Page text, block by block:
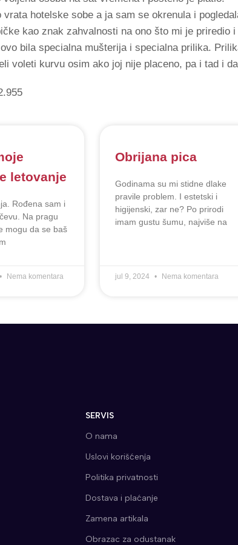
vrata hotelske sobe a ja sam se okrenula i
kao znak zahvalnosti na ono što mi je priredio
bila specialna mušterija i specialna prilika.
voleti kurvu osim ako joj nije placeno, pa i tad i
letovanje
Rođena sam i
Na pragu
mogu da se baš
Nema komentara
Obrijana pica
Godinama su mi stidne dlake
pravile problem. I estetski i
higijenski, zar ne? Po prirodi
imam gustu šumu, najviše na
jul 9, 2024 Nema komentara
SERVIS
O nama
Uslovi korišćenja
Politika privatnosti
Dostava i plaćanje
Zamena artikala
Obrazac za odustanak